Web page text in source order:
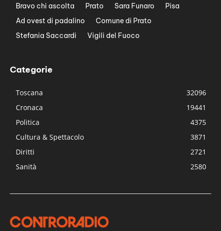
Bravo chi ascolta
Prato Sara Funaro
Pisa
Ad ovest di padalino
Comune di Prato
Stefania Saccardi
Vigili del Fuoco
Categorie
Toscana
32096
Cronaca
19441
Politica
4375
Cultura & Spettacolo
3871
Diritti
2721
Sanità
2580